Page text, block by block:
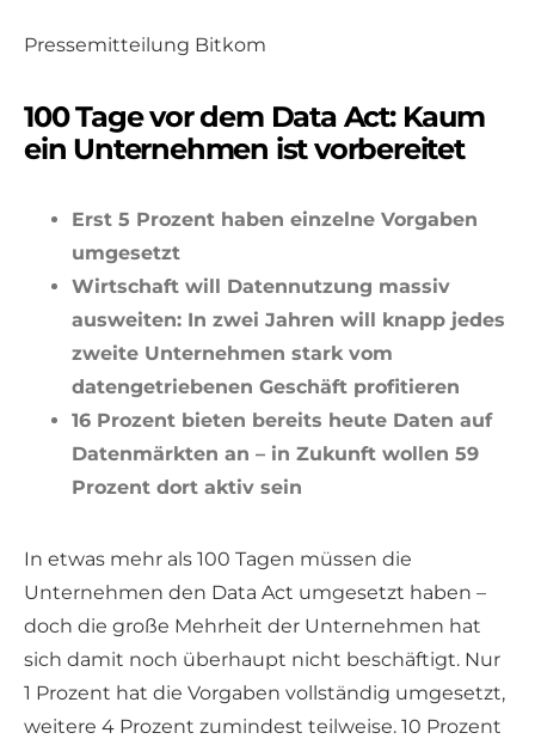
Pressemitteilung Bitkom
100 Tage vor dem Data Act: Kaum
ein Unternehmen ist vorbereitet
Erst 5 Prozent haben einzelne Vorgaben
umgesetzt
Wirtschaft will Datennutzung massiv
ausweiten: In zwei Jahren will knapp jedes
zweite Unternehmen stark vom
datengetriebenen Geschäft profitieren
16 Prozent bieten bereits heute Daten auf
Datenmärkten an – in Zukunft wollen 59
Prozent dort aktiv sein
In etwas mehr als 100 Tagen müssen die
Unternehmen den Data Act umgesetzt haben –
doch die große Mehrheit der Unternehmen hat
sich damit noch überhaupt nicht beschäftigt. Nur
1 Prozent hat die Vorgaben vollständig umgesetzt,
weitere 4 Prozent zumindest teilweise. 10 Prozent